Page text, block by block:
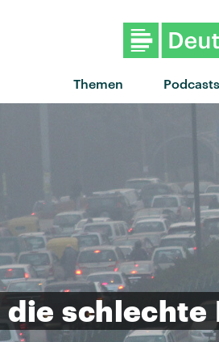
Themen Podcasts
die schlechte